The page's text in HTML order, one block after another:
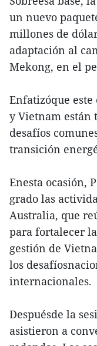
un nuevo
millones de
adaptación al
Mekong, en el
Enfatizóque
y Vietnam están
desafíos
transición
Enesta ocasión,
grado las
Australia, que
para fortalecer
gestión de
los
internacionales.
Despuésde la
asistieron a